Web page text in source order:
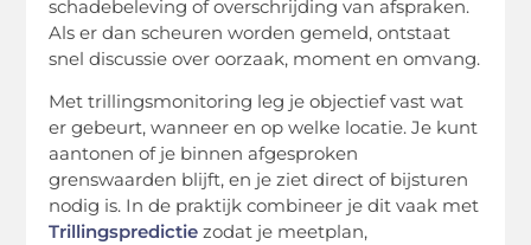
schadebeleving of overschrijding van afspraken.
Als er dan scheuren worden gemeld, ontstaat
snel discussie over oorzaak, moment en omvang.
Met trillingsmonitoring leg je objectief vast wat
er gebeurt, wanneer en op welke locatie. Je kunt
aantonen of je binnen afgesproken
grenswaarden blijft, en je ziet direct of bijsturen
nodig is. In de praktijk combineer je dit vaak met
Trillingspredictie zodat je meetplan,